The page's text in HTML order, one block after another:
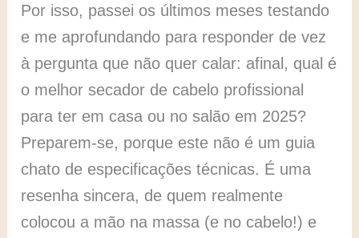
Por isso, passei os últimos meses testando
e me aprofundando para responder de vez
à pergunta que não quer calar: afinal, qual é
o melhor secador de cabelo profissional
para ter em casa ou no salão em 2025?
Preparem-se, porque este não é um guia
chato de especificações técnicas. É uma
resenha sincera, de quem realmente
colocou a mão na massa (e no cabelo!) e